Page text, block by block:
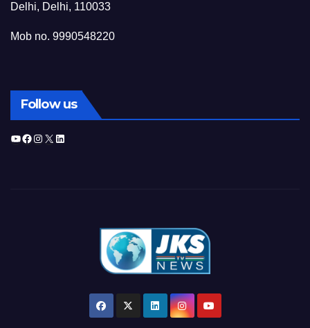
Delhi, Delhi, 110033
Mob no. 9990548220
Follow us
YouTube
Facebook
Instagram
X LinkedIn